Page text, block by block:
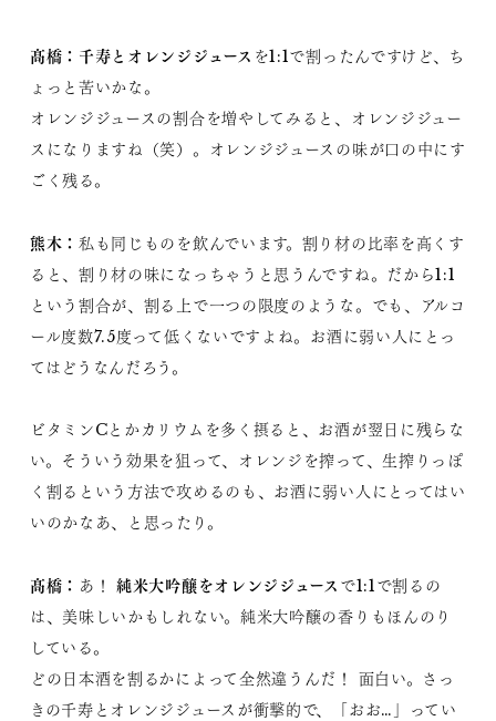
髙橋： 千寿とオレンジジュース を1:1で割ったんですけど、ち
ょっと苦いかな。
オレンジジュースの割合を増やしてみると、オレンジジュー
スになりますね（笑）。オレンジジュースの味が口の中にす
ごく残る。
熊木： 私も同じものを飲んでいます。割り材の比率を高くす
ると、割り材の味になっちゃうと思うんですね。だから1:1
という割合が、割る上で一つの限度のような。でも、アルコ
ール度数7.5度って低くないですよね。お酒に弱い人にとっ
てはどうなんだろう。
ビタミンCとかカリウムを多く摂ると、お酒が翌日に残らな
い。そういう効果を狙って、オレンジを搾って、生搾りっぽ
く割るという方法で攻めるのも、お酒に弱い人にとってはい
いのかなあ、と思ったり。
髙橋： あ！純米大吟醸をオレンジジュース で1:1で割るの
は、美味しいかもしれない。純米大吟醸の香りもほんのり
している。
どの日本酒を割るかによって全然違うんだ！ 面白い。さっ
きの千寿とオレンジジュースが衝撃的で、「おお…」ってい